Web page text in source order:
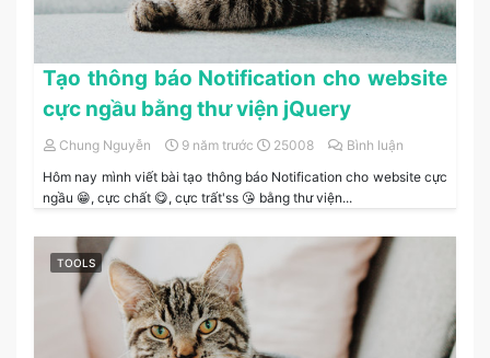
Tạo thông báo Notification cho website
cực ngầu bằng thư viện jQuery
Chung Nguyễn 9 năm trước 25008
Bình luận
Hôm nay mình viết bài tạo thông báo Notification cho website cực
ngầu 😁, cực chất 😋, cực trất'ss 😘 bằng thư viện...
TOOLS